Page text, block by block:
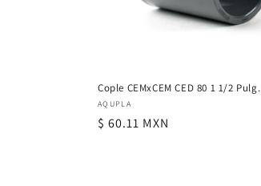
Cople CEMxCEM CED 80 1 1/2 Pulg.
Proveedor:
AQUPLA
Precio
$ 60.11 MXN